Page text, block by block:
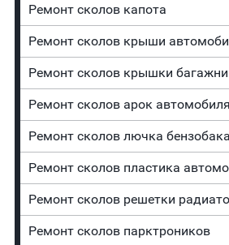
Ремонт сколов капота
Ремонт сколов крыши
Ремонт сколов крышки
Ремонт сколов арок автомобиля
Ремонт сколов лючка бензобака
Ремонт сколов пластика
Ремонт сколов решетки
Ремонт сколов парктроников